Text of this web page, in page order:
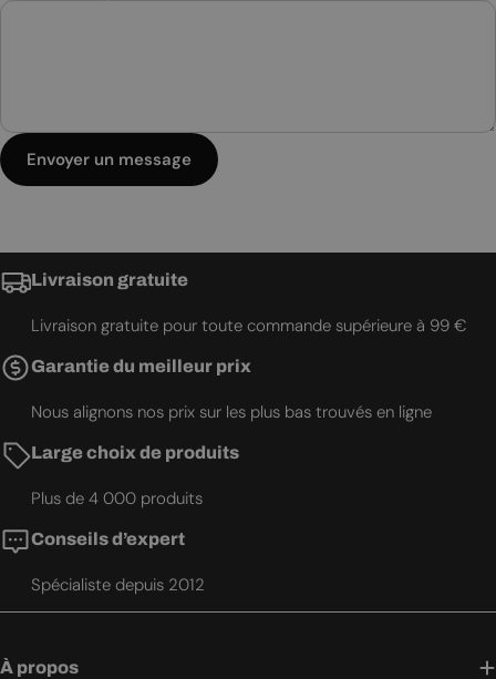
Envoyer un message
Livraison gratuite
Livraison gratuite pour toute commande supérieure à 99 €
Garantie du meilleur prix
Nous alignons nos prix sur les plus bas trouvés en ligne
Large choix de produits
Plus de 4 000 produits
Conseils d’expert
Spécialiste depuis 2012
À propos